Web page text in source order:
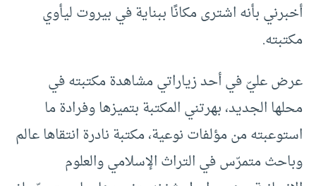
أخبرني بأنه اشترى مكانًا ببناية في بيروت ليأوي
مكتبته.
عرض عليّ في أحد زياراتي مشاهدة مكتبته في
محلها الجديد، بهرتني المكتبة بتميزها وفرادة ما
استوعبته من مؤلفات نوعية، مكتبة نادرة انتقاها عالم
وباحث متمرّس في التراث الإسلامي والعلوم